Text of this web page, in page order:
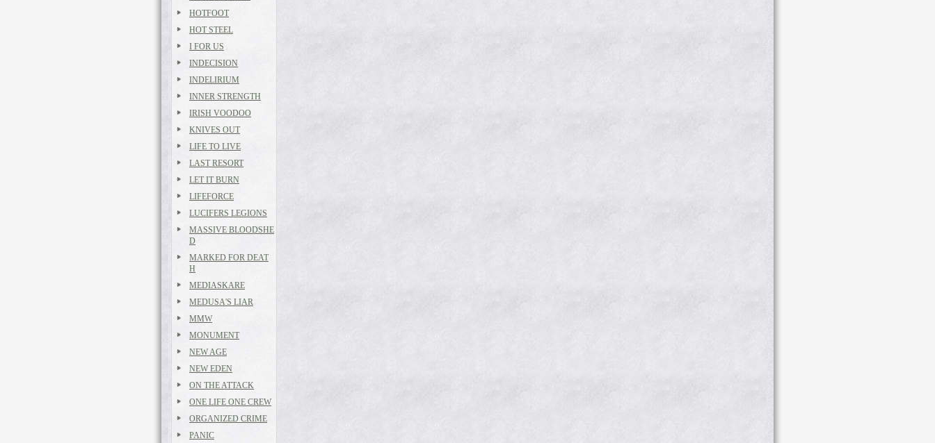
HOTFOOT
HOT STEEL
I FOR US
INDECISION
INDELIRIUM
INNER STRENGTH
IRISH VOODOO
KNIVES OUT
LIFE TO LIVE
LAST RESORT
LET IT BURN
LIFEFORCE
LUCIFERS LEGIONS
MASSIVE BLOODSHE
D
MARKED FOR DEAT
H
MEDIASKARE
MEDUSA'S LIAR
MMW
MONUMENT
NEW AGE
NEW EDEN
ON THE ATTACK
ONE LIFE ONE CREW
ORGANIZED CRIME
PANIC